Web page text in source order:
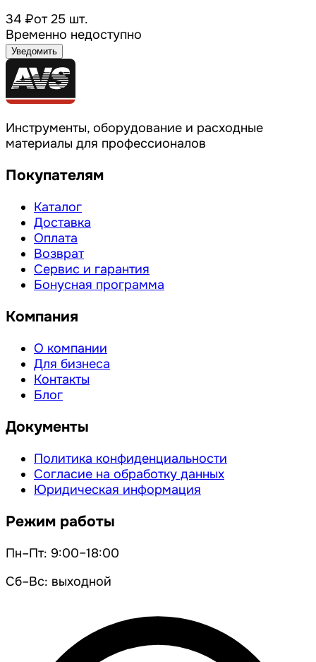
34 ₽от 25 шт.
Временно недоступно
Уведомить
Инструменты, оборудование и расходные
материалы для профессионалов
Покупателям
Каталог
Доставка
Оплата
Возврат
Сервис и гарантия
Бонусная программа
Компания
О компании
Для бизнеса
Контакты
Блог
Документы
Политика конфиденциальности
Согласие на обработку данных
Юридическая информация
Режим работы
Пн–Пт: 9:00–18:00
Сб–Вс: выходной